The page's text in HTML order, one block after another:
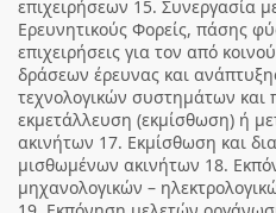
επιχειρήσεων 15. Συνεργασία
Ερευνητικούς Φορείς, πάσης
επιχειρήσεις για τον από
δράσεων έρευνας και
τεχνολογικών συστημάτων και
εκμετάλλευση (εκμίσθωση) ή
ακινήτων 17. Εκμίσθωση και
μισθωμένων ακινήτων 18.
μηχανολογικών –